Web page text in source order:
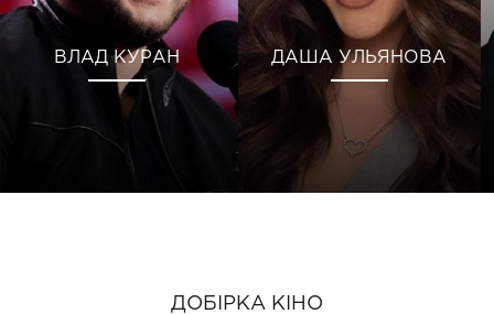
ВЛАД КУРАН ДАША УЛЬЯНОВА
ДОБІРКА КІНО